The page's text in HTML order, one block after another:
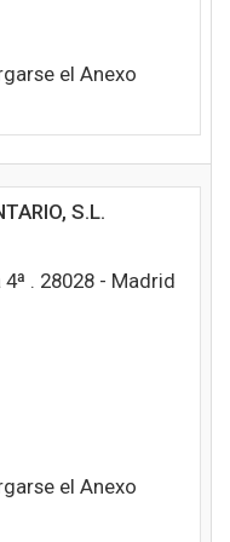
el Anexo
S.L.
. 28028 - Madrid
el Anexo